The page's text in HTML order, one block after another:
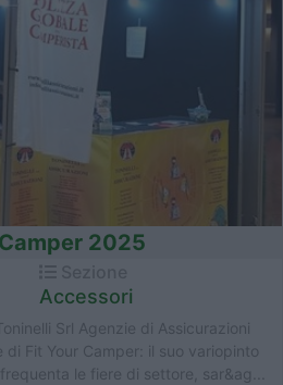
2025
Accessori
Srl Agenzie di Assicurazioni
Fit Your Camper: il suo variopinto
le fiere di settore, sar&ag...